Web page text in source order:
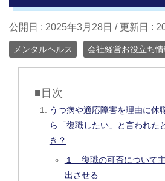
公開日 : 2025年3月28日 / 更新日 :
メンタルヘルス 会社経営お役立ち情
■目次
うつ病や適応障害を理由に休
ら「復職したい」と言われた
き？
１ 復職の可否について
出させる